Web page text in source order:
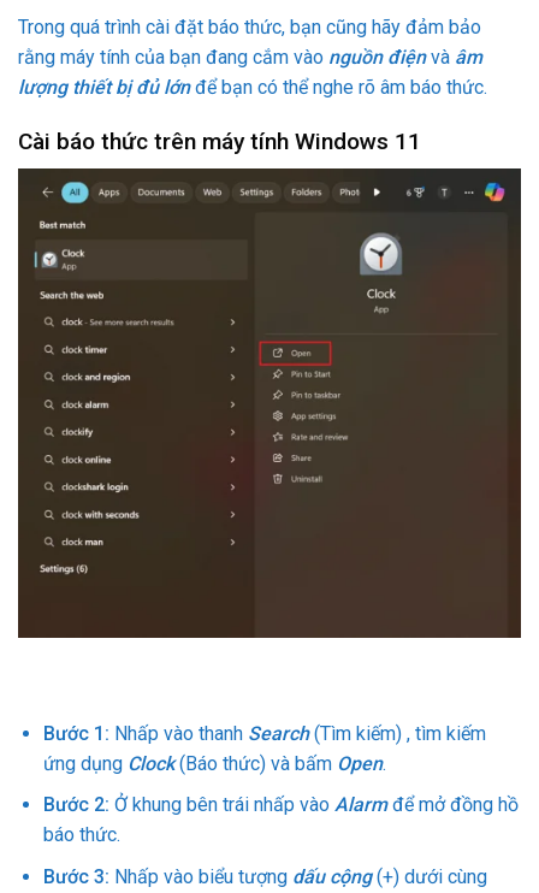
Trong quá trình cài đặt báo thức, bạn cũng hãy đảm bảo
rằng máy tính của bạn đang cắm vào nguồn điệnvà âm
lượng thiết bị đủ lớnđể bạn có thể nghe rõ âm báo thức.
Cài báo thức trên máy tính Windows 11
Bước 1: Nhấp vào thanh Search(Tìm kiếm) , tìm kiếm
ứng dụng Clock(Báo thức) và bấm Open.
Bước 2: Ở khung bên trái nhấp vào Alarmđể mở đồng hồ
báo thức.
Bước 3: Nhấp vào biểu tượng dấu cộng(+) dưới cùng